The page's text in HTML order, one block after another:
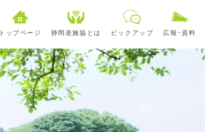
トップページ 静岡老施協とは ピックアップ 広報･資料